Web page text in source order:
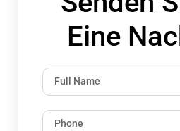
Eine